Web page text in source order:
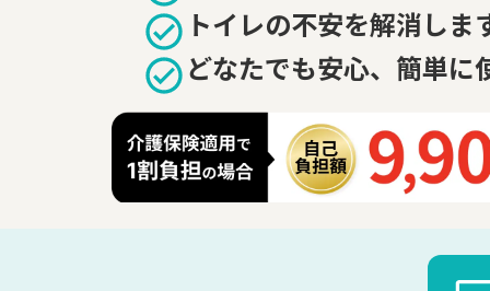
トイレの不安を解消しま
どなたでも安心、簡単に